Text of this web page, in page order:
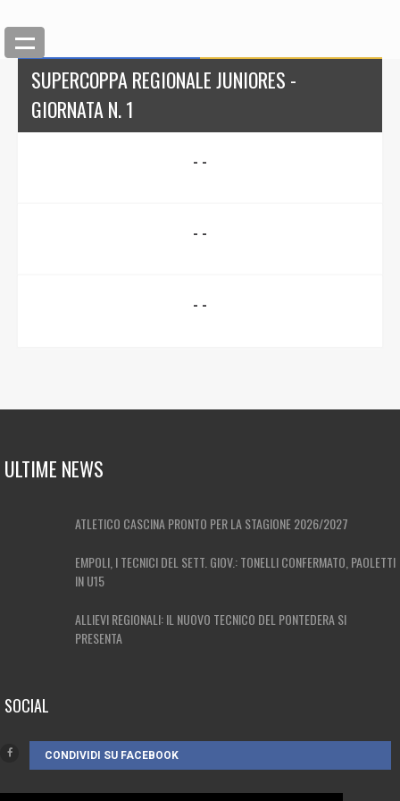
SUPERCOPPA REGIONALE JUNIORES -
GIORNATA N. 1
- -
- -
- -
ULTIME NEWS
ATLETICO CASCINA PRONTO PER LA STAGIONE 2026/2027
EMPOLI, I TECNICI DEL SETT. GIOV.: TONELLI CONFERMATO, PAOLETTI
IN U15
ALLIEVI REGIONALI: IL NUOVO TECNICO DEL PONTEDERA SI
PRESENTA
SOCIAL
CONDIVIDI SU FACEBOOK